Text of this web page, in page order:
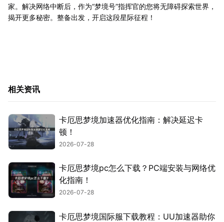
家。解决网络中断后，作为“梦境号”指挥官的您将无障碍探索世界，
揭开更多秘密。整备出发，开启这段星际征程！
相关资讯
卡厄思梦境加速器优化指南：解决延迟卡
顿！
2026-07-28
卡厄思梦境pc怎么下载？PC端安装与网络优
化指南！
2026-07-28
卡厄思梦境国际服下载教程：UU加速器助你